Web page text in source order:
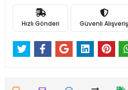
Hızlı Gönderi Güvenli Alışveriş